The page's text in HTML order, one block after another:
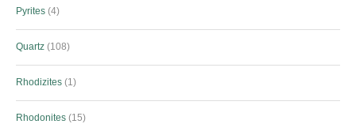
Pyrites 4
Quartz 108
Rhodizites 1
Rhodonites 15